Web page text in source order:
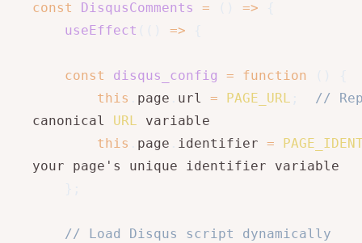
const DisqusComments = =>
useEffect
=>
const disqus_config = function
this
page url = PAGE_URL
//
canonical URL variable
this
page identifier =
your page's unique identifier variable
// Load Disqus script dynamically